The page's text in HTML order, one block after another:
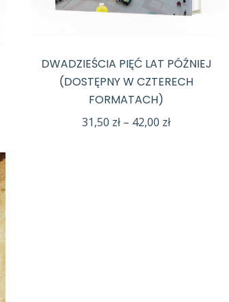
DWADZIEŚCIA PIĘĆ LAT PÓŹNIEJ
(DOSTĘPNY W CZTERECH
FORMATACH)
31,50 zł – 42,00 złZakres